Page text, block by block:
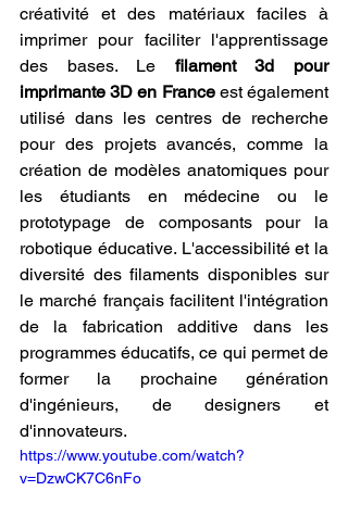
créativité et des matériaux faciles à
imprimer pour faciliter l'apprentissage
des bases. Le filament 3d pour
imprimante 3D en France est également
utilisé dans les centres de recherche
pour des projets avancés, comme la
création de modèles anatomiques pour
les étudiants en médecine ou le
prototypage de composants pour la
robotique éducative. L'accessibilité et la
diversité des filaments disponibles sur
le marché français facilitent l'intégration
de la fabrication additive dans les
programmes éducatifs, ce qui permet de
former la prochaine génération
d'ingénieurs, de designers et
d'innovateurs.
https://www.youtube.com/watch?
v=DzwCK7C6nFo